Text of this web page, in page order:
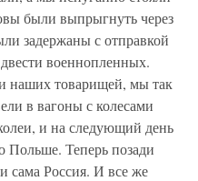
были выпрыгнуть через
задержаны с отправкой
военнопленных.
наших товарищей, мы так
в вагоны с колесами
и на следующий день
Польше. Теперь позади
сама Россия. И все же